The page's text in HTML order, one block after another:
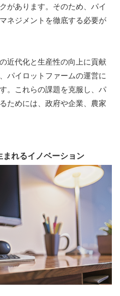
があります。そのため、パイ
ネジメントを徹底する必要が
近代化と生産性の向上に貢献
パイロットファームの運営に
。これらの課題を克服し、パ
ためには、政府や企業、農家
れるイノベーション